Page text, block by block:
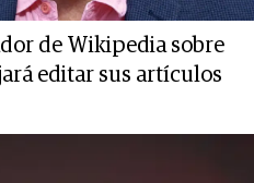
de Wikipedia sobre
editar sus artículos